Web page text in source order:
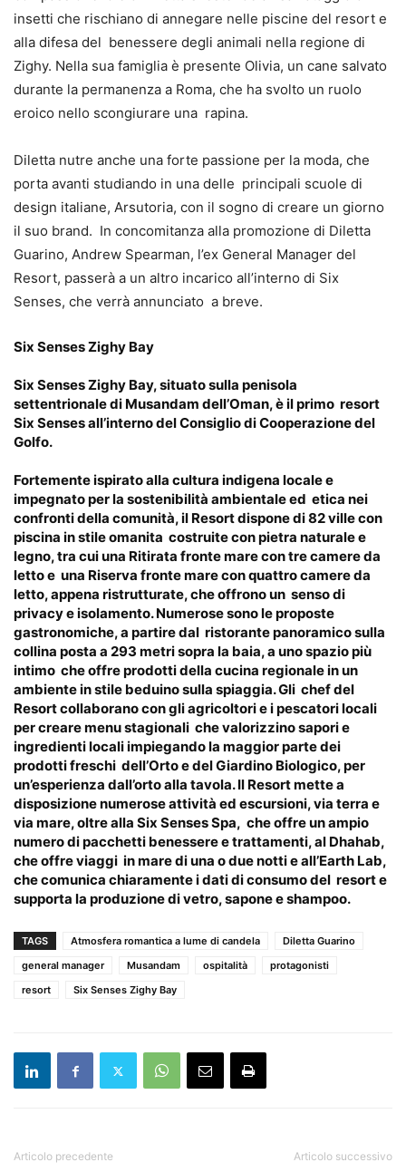
insetti che rischiano di annegare nelle piscine del resort e
alla difesa del benessere degli animali nella regione di
Zighy. Nella sua famiglia è presente Olivia, un cane salvato
durante la permanenza a Roma, che ha svolto un ruolo
eroico nello scongiurare una rapina.
Diletta nutre anche una forte passione per la moda, che
porta avanti studiando in una delle principali scuole di
design italiane, Arsutoria, con il sogno di creare un giorno
il suo brand. In concomitanza alla promozione di Diletta
Guarino, Andrew Spearman, l’ex General Manager del
Resort, passerà a un altro incarico all’interno di Six
Senses, che verrà annunciato a breve.
Six Senses Zighy Bay
Six Senses Zighy Bay, situato sulla penisola
settentrionale di Musandam dell’Oman, è il primo resort
Six Senses all’interno del Consiglio di Cooperazione del
Golfo.
Fortemente ispirato alla cultura indigena locale e
impegnato per la sostenibilità ambientale ed etica nei
confronti della comunità, il Resort dispone di 82 ville con
piscina in stile omanita costruite con pietra naturale e
legno, tra cui una Ritirata fronte mare con tre camere da
letto e una Riserva fronte mare con quattro camere da
letto, appena ristrutturate, che offrono un senso di
privacy e isolamento. Numerose sono le proposte
gastronomiche, a partire dal ristorante panoramico sulla
collina posta a 293 metri sopra la baia, a uno spazio più
intimo che offre prodotti della cucina regionale in un
ambiente in stile beduino sulla spiaggia. Gli chef del
Resort collaborano con gli agricoltori e i pescatori locali
per creare menu stagionali che valorizzino sapori e
ingredienti locali impiegando la maggior parte dei
prodotti freschi dell’Orto e del Giardino Biologico, per
un’esperienza dall’orto alla tavola. Il Resort mette a
disposizione numerose attività ed escursioni, via terra e
via mare, oltre alla Six Senses Spa, che offre un ampio
numero di pacchetti benessere e trattamenti, al Dhahab,
che offre viaggi in mare di una o due notti e all’Earth Lab,
che comunica chiaramente i dati di consumo del resort e
supporta la produzione di vetro, sapone e shampoo.
TAGS Atmosfera romantica a lume di candela
Diletta Guarino
general manager
Musandam ospitalità
protagonisti
resort
Six Senses Zighy Bay
Articolo precedente Articolo successivo